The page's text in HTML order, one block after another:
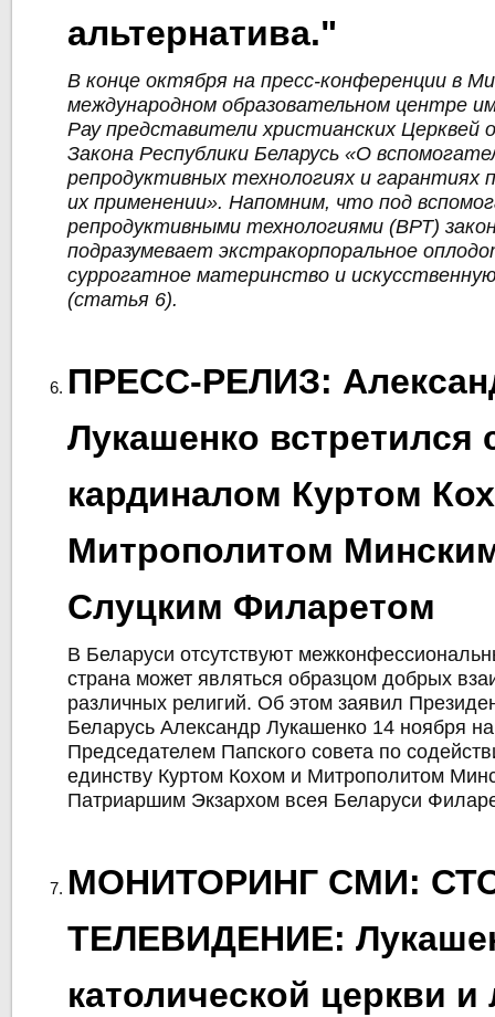
альтернатива."
В конце октября на пресс-конференции в
международном образовательном центре
Рау представители христианских Церквей
Закона Республики Беларусь «О
репродуктивных технологиях и гарантиях
их применении». Напомним, что под
репродуктивными технологиями (ВРТ)
подразумевает экстракорпоральное
суррогатное материнство и
(статья 6).
ПРЕСС-РЕЛИЗ:
Лукашенко встретился
кардиналом Куртом
Митрополитом
Слуцким Филаретом
В Беларуси отсутствуют
страна может являться образцом добрых
различных религий. Об этом заявил
Беларусь Александр Лукашенко 14 ноября на
Председателем Папского совета по
единству Куртом Кохом и Митрополитом
Патриаршим Экзархом всея Беларуси
МОНИТОРИНГ СМИ:
ТЕЛЕВИДЕНИЕ:
католической церкви и